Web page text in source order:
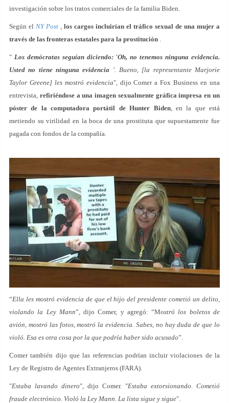
investigación sobre los tratos comerciales de la familia Biden.
Según el NY Post , los cargos incluirían el tráfico sexual de una mujer a
través de las fronteras estatales para la prostitución .
" Los demócratas seguían diciendo: 'Oh, no tenemos ninguna evidencia.
Usted no tiene ninguna evidencia '. Bueno, [la representante Marjorie
Taylor Greene] les mostró evidencia", dijo Comer a Fox Business en una
entrevista, refiriéndose a una imagen sexualmente gráfica impresa en un
póster de la computadora portátil de Hunter Biden, en la que está
metiendo su virilidad en la boca de una prostituta que supuestamente fue
pagada con fondos de la compañía.
“Ella les mostró evidencia de que el hijo del presidente cometió un delito,
violando la Ley Mann”, dijo Comer, y agregó: “Mostró los boletos de
avión, mostró las fotos, mostró la evidencia. Sabes, no hay duda de que lo
violó. Esa es otra cosa por la que podría haber sido acusado”.
Comer también dijo que las referencias podrían incluir violaciones de la
Ley de Registro de Agentes Extranjeros (FARA).
"Estaba lavando dinero", dijo Comer. "Estaba extorsionando. Cometió
fraude electrónico. Violó la Ley Mann. La lista sigue y sigue".